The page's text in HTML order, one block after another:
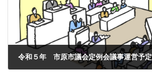
令和５年 市原市議会定例会議事運営予定